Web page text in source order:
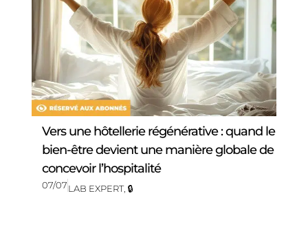
Vers une hôtellerie régénérative : quand le
bien-être devient une manière globale de
concevoir l’hospitalité
07/07LAB EXPERT, 🔒